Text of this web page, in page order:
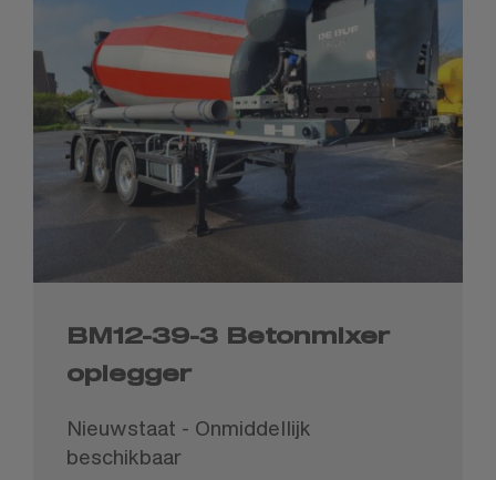
BM12-39-3 Betonmixer
oplegger
Nieuwstaat - Onmiddellijk
beschikbaar